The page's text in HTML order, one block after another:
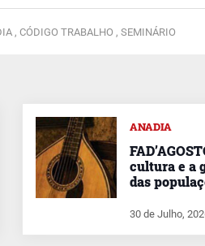
, CÓDIGO TRABALHO , SEMINÁRIO
ANADIA
cultura e a
das
30 de Julho,